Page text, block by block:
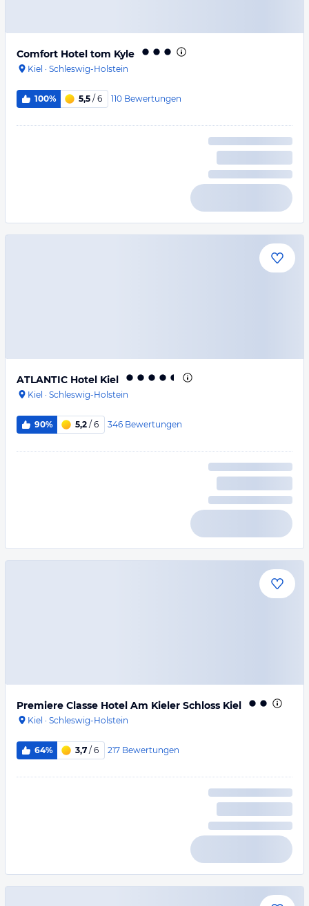
Comfort Hotel tom Kyle
Kiel · Schleswig-Holstein
100% 5,5 / 6 110 Bewertungen
ATLANTIC Hotel Kiel
Kiel · Schleswig-Holstein
90% 5,2 / 6 346 Bewertungen
Premiere Classe Hotel Am Kieler Schloss Kiel
Kiel · Schleswig-Holstein
64% 3,7 / 6 217 Bewertungen